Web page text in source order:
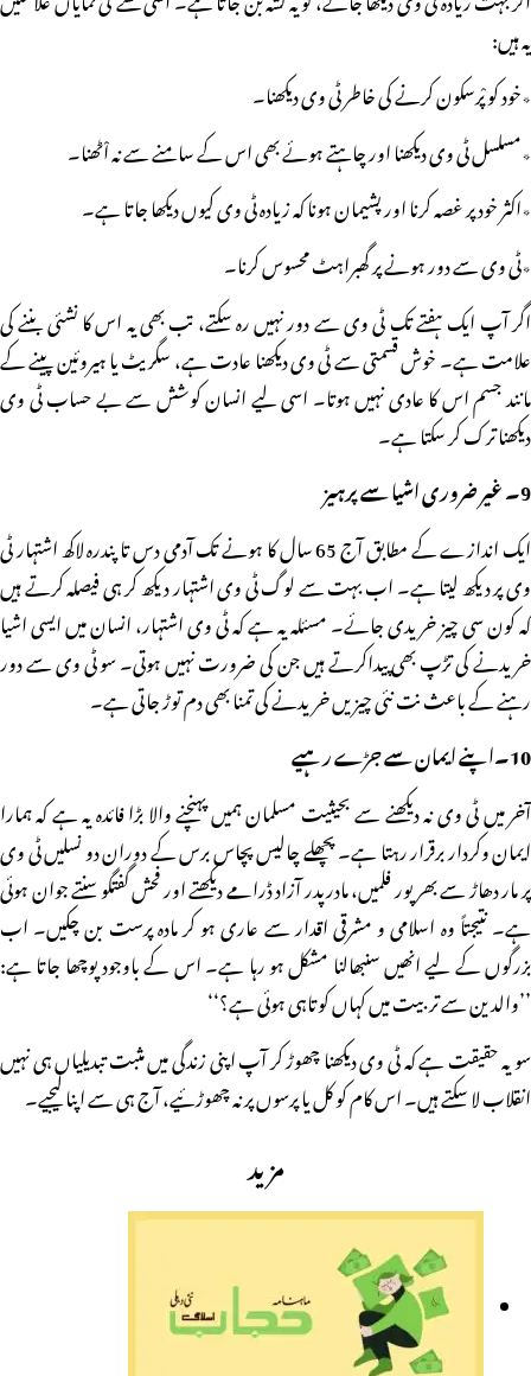
یہ ہیں:
٭خود کو پْرسکون کرنے کی خاطر ٹی وی دیکھنا۔
٭مسلسل ٹی وی دیکھنا اور چاہتے ہوئے بھی اس کے سامنے سے نہ اْٹھنا۔
٭اکثر خود پر غصہ کرنا اور پشیمان ہونا کہ زیادہ ٹی وی کیوں دیکھا جاتا ہے۔
٭ٹی وی سے دور ہونے پر گھبراہٹ محسوس کرنا۔
اگر آپ ایک ہفتے تک ٹی وی سے دور نہیں رہ سکتے، تب بھی یہ اس کا نشئی بننے کی
علامت ہے۔ خوش قسمتی سے ٹی وی دیکھنا عادت ہے، سگریٹ یا ہیروئین پینے کے
مانند جسم اس کا عادی نہیں ہوتا۔ اسی لیے انسان کوشش سے بے حساب ٹی وی
دیکھنا ترک کر سکتا ہے۔
9۔ غیر ضروری اشیا سے پرہیز
ایک اندازے کے مطابق آج 65 سال کا ہونے تک آدمی دس تا پندرہ لاکھ اشتہار ٹی
وی پر دیکھ لیتا ہے۔ اب بہت سے لوگ ٹی وی اشتہار دیکھ کر ہی فیصلہ کرتے ہیں
کہ کون سی چیز خریدی جائے۔ مسئلہ یہ ہے کہ ٹی وی اشتہار، انسان میں ایسی اشیا
خریدنے کی تڑپ بھی پیداکرتے ہیں جن کی ضرورت نہیں ہوتی۔ سو ٹی وی سے دور
رہنے کے باعث نت نئی چیزیں خریدنے کی تمنا بھی دم توڑ جاتی ہے۔
10۔اپنے ایمان سے جڑے رہیے
آخر میں ٹی وی نہ دیکھنے سے بحیثیت مسلمان ہمیں پہنچنے والا بڑا فائدہ یہ ہے کہ ہمارا
ایمان وکردار برقرار رہتا ہے۔ پچھلے چالیس پچاس برس کے دوران دو نسلیں ٹی وی
پر مار دھاڑ سے بھرپور فلمیں، مادرپدر آزاد ڈرامے دیکھتے اور فحش گفتگو سنتے جوان ہوئی
ہے۔ نتیجتاً وہ اسلامی و مشرقی اقدار سے عاری ہو کر مادہ پرست بن چکیں۔ اب
بزرگوں کے لیے انھیں سنبھالنا مشکل ہو رہا ہے۔ اس کے باوجود پوچھا جاتا ہے:
’’والدین سے تربیت میں کہاں کوتاہی ہوئی ہے؟‘‘
سو یہ حقیقت ہے کہ ٹی وی دیکھنا چھوڑ کر آپ اپنی زندگی میں مثبت تبدیلیاں ہی نہیں
انقلاب لا سکتے ہیں۔ اس کام کو کل یا پرسوں پر نہ چھوڑئیے، آج ہی سے اپنا لیجیے۔
مزید